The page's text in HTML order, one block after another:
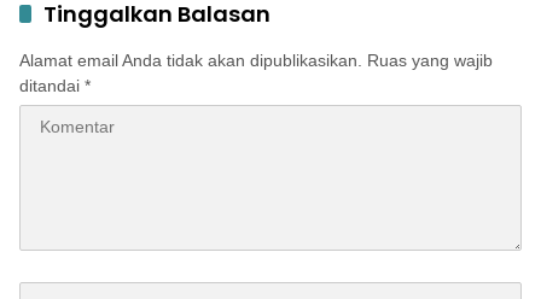
Tinggalkan Balasan
Alamat email Anda tidak akan dipublikasikan.
Ruas yang wajib
ditandai *